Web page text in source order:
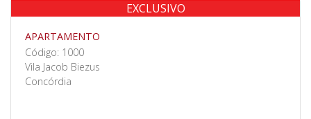
Venda
EXCLUSIVO
APARTAMENTO
Código: 1000
Vila Jacob Biezus
Concórdia